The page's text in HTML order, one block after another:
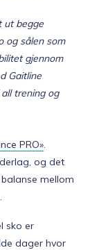
ut begge
og sålen som
gjennom
Gaitline
trening og
PRO».
og det
mellom
sko er
dager hvor